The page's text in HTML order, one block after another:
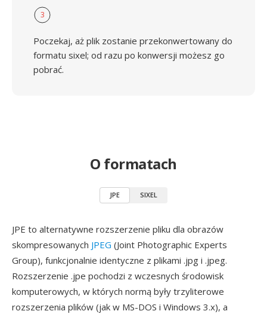
3
Poczekaj, aż plik zostanie przekonwertowany do
formatu sixel; od razu po konwersji możesz go
pobrać.
O formatach
JPE SIXEL
JPE to alternatywne rozszerzenie pliku dla obrazów
skompresowanych JPEG (Joint Photographic Experts
Group), funkcjonalnie identyczne z plikami .jpg i .jpeg.
Rozszerzenie .jpe pochodzi z wczesnych środowisk
komputerowych, w których normą były trzyliterowe
rozszerzenia plików (jak w MS-DOS i Windows 3.x), a